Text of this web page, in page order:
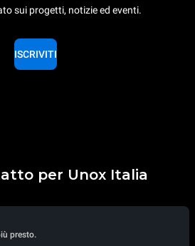
sui progetti, notizie ed eventi.
ISCRIVITI
per Unox Italia
presto.